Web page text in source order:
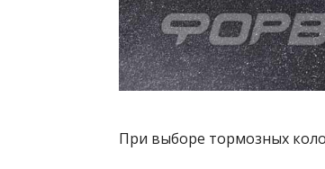
При выборе тормозных